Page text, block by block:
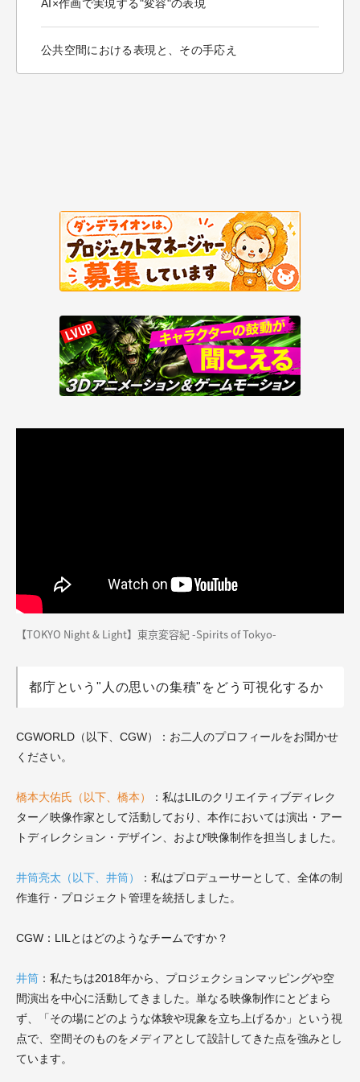
AI×作画で実現する"変容"の表現
公共空間における表現と、その手応え
【TOKYO Night & Light】東京変容紀 -Spirits of Tokyo-
都庁という"人の思いの集積"をどう可視化するか
CGWORLD（以下、CGW）：お二人のプロフィールをお聞かせ
ください。
橋本大佑氏（以下、橋本）
：私はLILのクリエイティブディレク
ター／映像作家として活動しており、本作においては演出・アー
トディレクション・デザイン、および映像制作を担当しました。
井筒亮太（以下、井筒）
：私はプロデューサーとして、全体の制
作進行・プロジェクト管理を統括しました。
CGW：LILとはどのようなチームですか？
井筒 ：私たちは2018年から、プロジェクションマッピングや空
間演出を中心に活動してきました。単なる映像制作にとどまら
ず、「その場にどのような体験や現象を立ち上げるか」という視
点で、空間そのものをメディアとして設計してきた点を強みとし
ています。